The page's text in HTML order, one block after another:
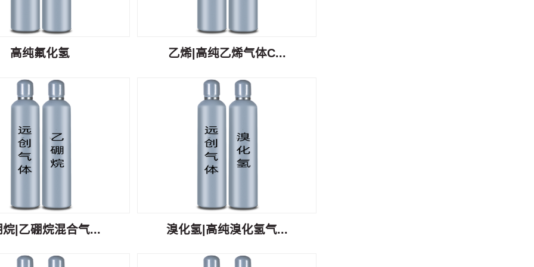
高纯氟化氢 乙烯|高纯乙烯气体C...
烷|乙硼烷混合气... 溴化氢|高纯溴化氢气...